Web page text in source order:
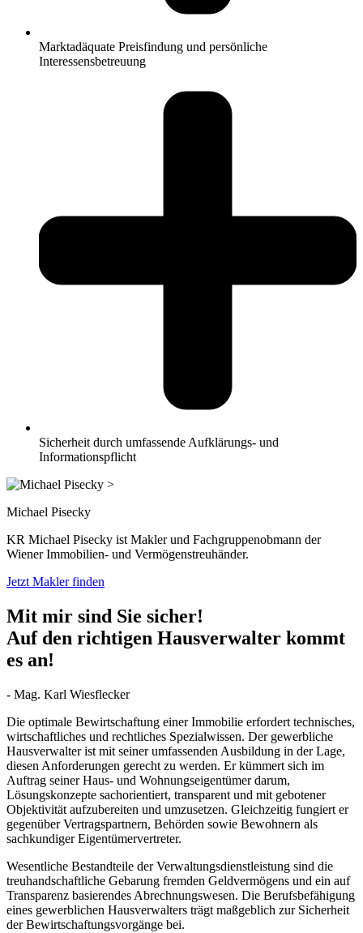
Marktadäquate Preisfindung und persönliche
Interessensbetreuung
Sicherheit durch umfassende Aufklärungs- und
Informationspflicht
>
Michael Pisecky
KR Michael Pisecky ist Makler und Fachgruppenobmann der
Wiener Immobilien- und Vermögenstreuhänder.
Jetzt Makler finden
Mit mir sind Sie sicher!
Auf den richtigen Hausverwalter kommt
es an!
- Mag. Karl Wiesflecker
Die optimale Bewirtschaftung einer Immobilie erfordert technisches,
wirtschaftliches und rechtliches Spezialwissen. Der gewerbliche
Hausverwalter ist mit seiner umfassenden Ausbildung in der Lage,
diesen Anforderungen gerecht zu werden. Er kümmert sich im
Auftrag seiner Haus- und Wohnungseigentümer darum,
Lösungskonzepte sachorientiert, transparent und mit gebotener
Objektivität aufzubereiten und umzusetzen. Gleichzeitig fungiert er
gegenüber Vertragspartnern, Behörden sowie Bewohnern als
sachkundiger Eigentümervertreter.
Wesentliche Bestandteile der Verwaltungsdienstleistung sind die
treuhandschaftliche Gebarung fremden Geldvermögens und ein auf
Transparenz basierendes Abrechnungswesen. Die Berufsbefähigung
eines gewerblichen Hausverwalters trägt maßgeblich zur Sicherheit
der Bewirtschaftungsvorgänge bei.